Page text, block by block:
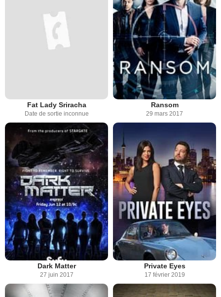
Fat Lady Sriracha
Date de sortie inconnue
Ransom
29 mars 2017
Dark Matter
27 juin 2017
Private Eyes
17 février 2019